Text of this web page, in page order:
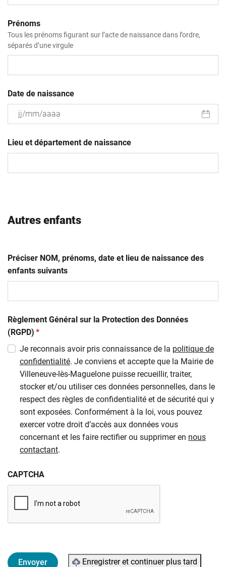
Prénoms
Tous les prénoms figurant sur l’acte de naissance dans l’ordre,
séparés d’une virgule
Date de naissance
slash
MM
Lieu et département de naissance
Autres enfants
Préciser NOM, prénoms, date et lieu de naissance des
enfants suivants
Règlement Général sur la Protection des Données
(RGPD) (obligatoire)
*
Je reconnais avoir pris connaissance de la politique de
confidentialité. Je conviens et accepte que la Mairie de
Villeneuve-lès-Maguelone puisse recueillir, traiter,
stocker et/ou utiliser ces données personnelles, dans le
respect des règles de confidentialité et de sécurité qui y
sont exposées. Conformément à la loi, vous pouvez
exercer votre droit d’accès aux données vous
concernant et les faire rectifier ou supprimer en nous
contactant.
CAPTCHA
Enregistrer et continuer plus tard